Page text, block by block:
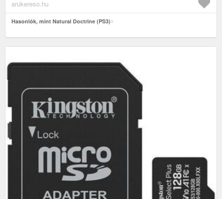
arukereso.hu
Hasonlók, mint Natural Doctrine (PS3)